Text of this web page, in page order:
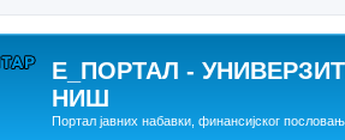
E_ПОРТАЛ -
НИШ
Портал јавних набавки, финансијског